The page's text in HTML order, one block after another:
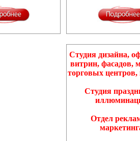
Студия дизайна,
витрин, фасадов,
торговых
Студия
Отдел